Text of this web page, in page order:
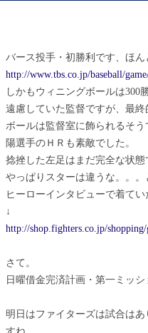
バース投手・初勝利です、ほん
http://www.tbs.co.jp/baseball/
しかもウィニングボールは300
遠慮していた監督ですが、最終
ボールは監督室に飾られるそう
陽選手のＨＲも素敵でした。
捻挫した左足はまだ完全な状態
やっぱりスターは違うな。。。
ヒーローインタビューで着てい
↓
http://shop.fighters.co.jp/
さて。
日曜借金完済計画・第一ミッ
明日はファイターズは試合は